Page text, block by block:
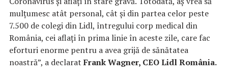
mulțumesc atât personal, cât și din partea celor peste
7.500 de colegi din Lidl, întregului corp medical din
România, cei aflați în prima linie în aceste zile, care fac
eforturi enorme pentru a avea grijă de sănătatea
noastră”, a declarat Frank Wagner, CEO Lidl România.